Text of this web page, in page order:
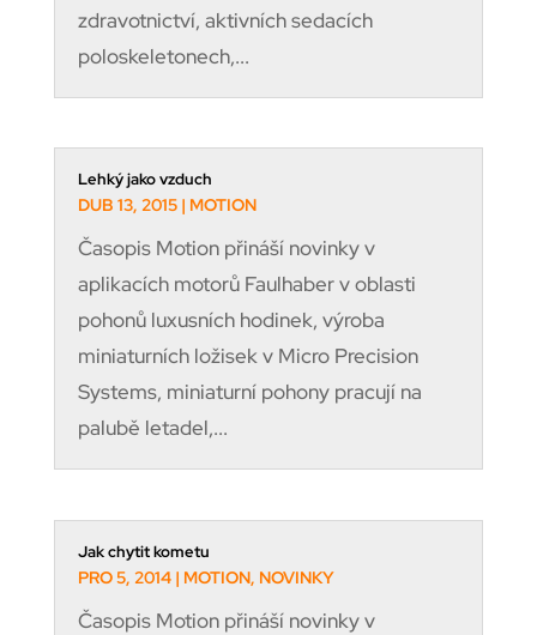
zdravotnictví, aktivních sedacích
poloskeletonech,...
Lehký jako vzduch
DUB 13, 2015| MOTION
Časopis Motion přináší novinky v
aplikacích motorů Faulhaber v oblasti
pohonů luxusních hodinek, výroba
miniaturních ložisek v Micro Precision
Systems, miniaturní pohony pracují na
palubě letadel,...
Jak chytit kometu
PRO 5, 2014| MOTION, NOVINKY
Časopis Motion přináší novinky v